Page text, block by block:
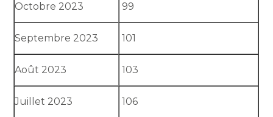
Octobre 2023 99
Septembre 2023 101
Août 2023 103
Juillet 2023 106